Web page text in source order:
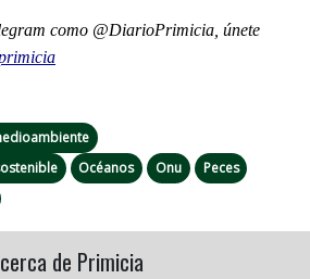
como @DiarioPrimicia, únete
Océanos Onu
Peces
de Primicia